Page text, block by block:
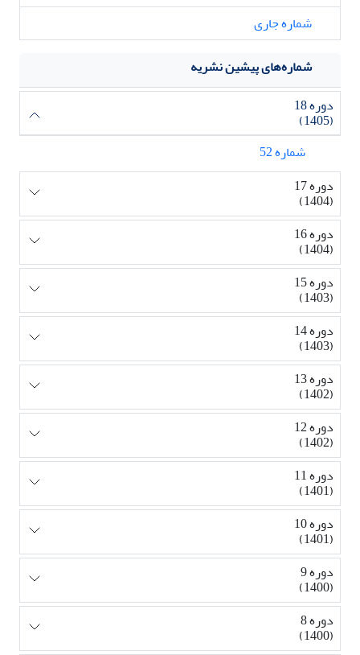
شماره جاری
شماره‌های پیشین نشریه
دوره 18
(1405)
شماره 52
دوره 17
(1404)
دوره 16
(1404)
دوره 15
(1403)
دوره 14
(1403)
دوره 13
(1402)
دوره 12
(1402)
دوره 11
(1401)
دوره 10
(1401)
دوره 9
(1400)
دوره 8
(1400)